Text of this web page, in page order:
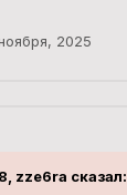
2025
zze6ra сказал: